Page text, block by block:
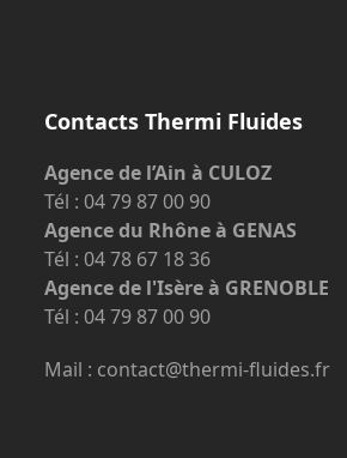
Contacts Thermi Fluides
Agence de l’Ain à CULOZ
Tél : 04 79 87 00 90
Agence du Rhône à GENAS
Tél : 04 78 67 18 36
Agence de l'Isère à GRENOBLE
Tél : 04 79 87 00 90
Mail : contact@thermi-fluides.fr